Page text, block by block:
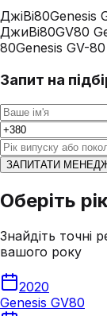
ДжіВі80Genesis
ДжиВі80GV80
80Genesis GV-80
Запит на
ЗАПИТАТИ
Оберіть
Знайдіть точні
вашого року
2020
Genesis GV80